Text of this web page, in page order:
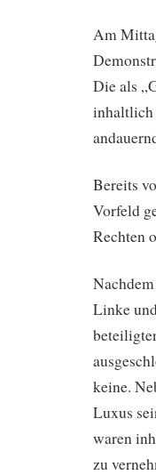
Am
Die als
inhaltlich
Bereits
Vorfeld
Rechten
Linke
keine.
Luxus
waren
zu